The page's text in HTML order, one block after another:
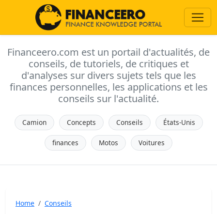
Financeero.com est un portail d'actualités, de
conseils, de tutoriels, de critiques et
d'analyses sur divers sujets tels que les
finances personnelles, les applications et les
conseils sur l'actualité.
Camion Concepts Conseils États-Unis
finances Motos Voitures
Home Conseils